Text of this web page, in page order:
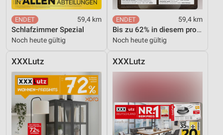
59,4 km
Schlafzimmer Spezial
Noch heute gültig
59,4 km
Bis zu 62% in diesem prospekt
Noch heute gültig
XXXLutz XXXLutz